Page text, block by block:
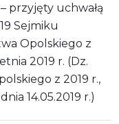
przyjęty uchwałą
Sejmiku
Opolskiego z
2019 r. (Dz.
z 2019 r.,
14.05.2019 r.)